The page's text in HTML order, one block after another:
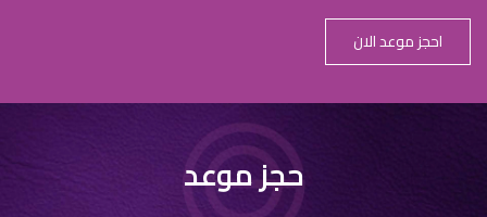
احجز موعد الان
حجز موعد